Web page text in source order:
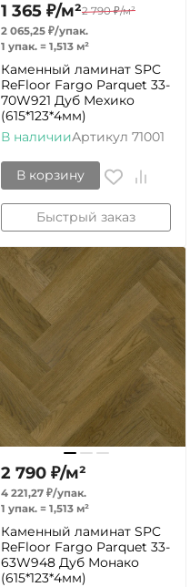
1 365 ₽/м²2 790 ₽/м²
2 065,25 ₽/упак.
1 упак. = 1,513 м²
Каменный ламинат SPC
ReFloor Fargo Parquet 33-
70W921 Дуб Мехико
(615*123*4мм)
В наличииАртикул 71001
В корзину
Быстрый заказ
2 790 ₽/м²
4 221,27 ₽/упак.
1 упак. = 1,513 м²
Каменный ламинат SPC
ReFloor Fargo Parquet 33-
63W948 Дуб Монако
(615*123*4мм)